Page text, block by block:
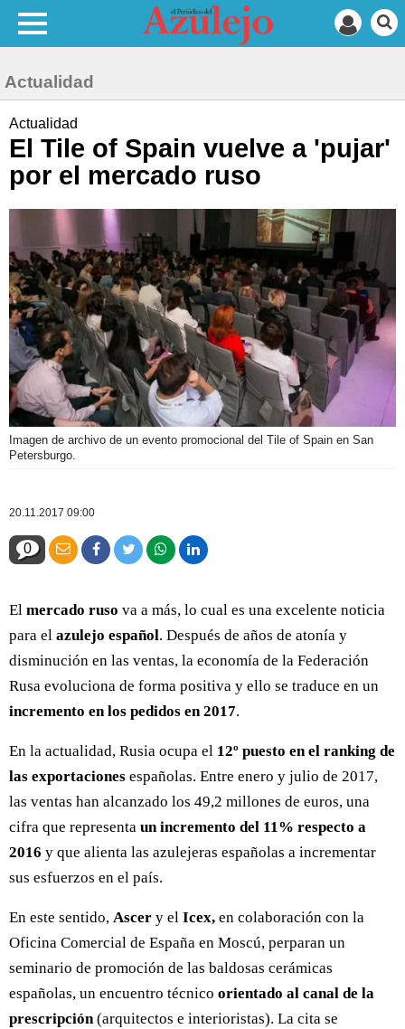
Actualidad
Actualidad
El Tile of Spain vuelve a 'pujar'
por el mercado ruso
Imagen de archivo de un evento promocional del Tile of Spain en San
Petersburgo.
20.11.2017 09:00
0
El mercado ruso va a más, lo cual es una excelente noticia
para el azulejo español. Después de años de atonía y
disminución en las ventas, la economía de la Federación
Rusa evoluciona de forma positiva y ello se traduce en un
incremento en los pedidos en 2017.
En la actualidad, Rusia ocupa el 12º puesto en el ranking de
las exportaciones españolas. Entre enero y julio de 2017,
las ventas han alcanzado los 49,2 millones de euros, una
cifra que representa un incremento del 11% respecto a
2016 y que alienta las azulejeras españolas a incrementar
sus esfuerzos en el país.
En este sentido, Ascer y el Icex, en colaboración con la
Oficina Comercial de España en Moscú, perparan un
seminario de promoción de las baldosas cerámicas
españolas, un encuentro técnico orientado al canal de la
prescripción(arquitectos e interioristas). La cita se